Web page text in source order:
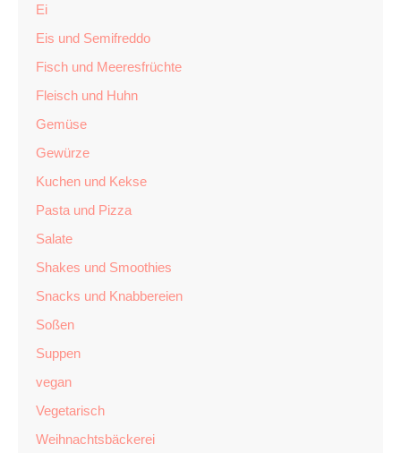
Ei
Eis und Semifreddo
Fisch und Meeresfrüchte
Fleisch und Huhn
Gemüse
Gewürze
Kuchen und Kekse
Pasta und Pizza
Salate
Shakes und Smoothies
Snacks und Knabbereien
Soßen
Suppen
vegan
Vegetarisch
Weihnachtsbäckerei